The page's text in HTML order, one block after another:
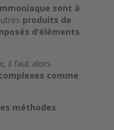
sont à
produits de
d’éléments
il faut alors
comme
méthodes